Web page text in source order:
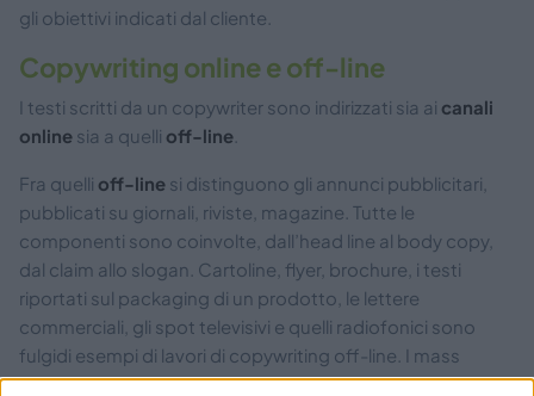
gli obiettivi indicati dal cliente.
Copywriting online e off-line
I testi scritti da un copywriter sono indirizzati sia ai canali
online sia a quelli off-line
Fra quelli off-line si distinguono gli annunci pubblicitari,
pubblicati su giornali, riviste, magazine. Tutte le
componenti sono coinvolte, dall’head line al body copy,
dal claim allo slogan. Cartoline, flyer, brochure, i testi
riportati sul packaging di un prodotto, le lettere
commerciali, gli spot televisivi e quelli radiofonici sono
fulgidi esempi di lavori di copywriting off-line. I mass
media tradizionali sono i loro canali di riferimento.